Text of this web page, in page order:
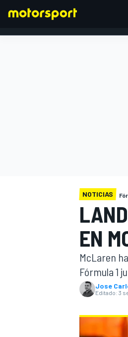
NOTICIAS
EN
McLaren
Fórmula 1
Jose
Editado: 3